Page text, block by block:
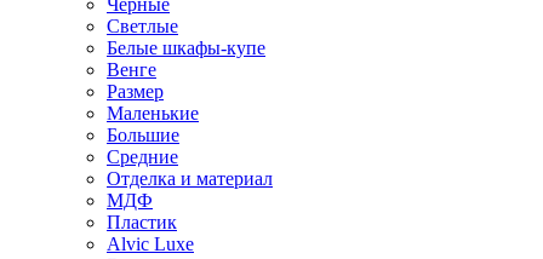
Черные
Светлые
Белые шкафы-купе
Венге
Размер
Маленькие
Большие
Средние
Отделка и материал
МДФ
Пластик
Alvic Luxe